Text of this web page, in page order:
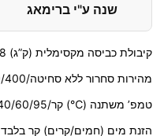
שנה ע"י ברימאג
קיבולת כביסה מקסימלית (ק”ג) 8
מהירות סחרור ללא סחיטה/1200/1000/800/600/400 סל”ד
טמפ’ משתנה (℃) קר/20/30/40/60/95℃
הזנת מים (חמים/קרים) קר בלבד